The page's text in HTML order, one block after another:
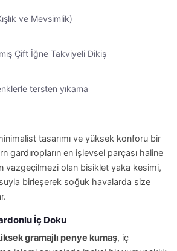
ve Mevsimlik)
Çift İğne Takviyeli Dikiş
tersten yıkama
tasarımı ve yüksek konforu bir
gardıropların en işlevsel parçası haline
vazgeçilmezi olan bisiklet yaka kesimi,
birleşerek soğuk havalarda size
İç Doku
gramajlı penye kumaş, iç